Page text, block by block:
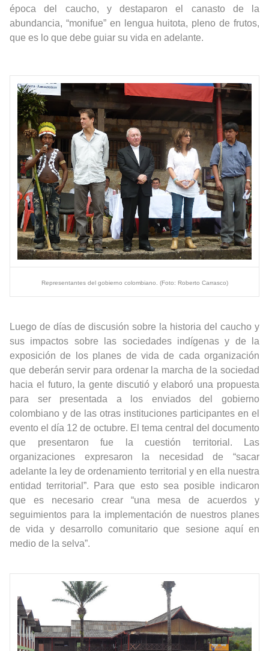
época del caucho, y destaparon el canasto de la
abundancia, “monifue” en lengua huitota, pleno de frutos,
que es lo que debe guiar su vida en adelante.
Representantes del gobierno colombiano. (Foto: Roberto Carrasco)
Luego de días de discusión sobre la historia del caucho y
sus impactos sobre las sociedades indígenas y de la
exposición de los planes de vida de cada organización
que deberán servir para ordenar la marcha de la sociedad
hacia el futuro, la gente discutió y elaboró una propuesta
para ser presentada a los enviados del gobierno
colombiano y de las otras instituciones participantes en el
evento el día 12 de octubre. El tema central del documento
que presentaron fue la cuestión territorial. Las
organizaciones expresaron la necesidad de “sacar
adelante la ley de ordenamiento territorial y en ella nuestra
entidad territorial”. Para que esto sea posible indicaron
que es necesario crear “una mesa de acuerdos y
seguimientos para la implementación de nuestros planes
de vida y desarrollo comunitario que sesione aquí en
medio de la selva”.